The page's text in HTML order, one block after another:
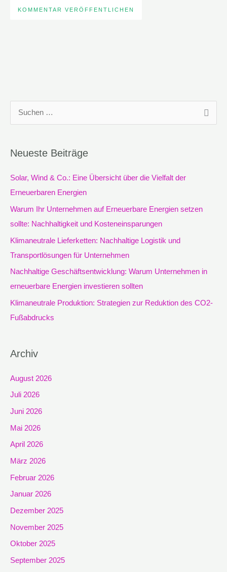
h
e
n
Neueste Beiträge
Solar, Wind & Co.: Eine Übersicht über die Vielfalt der
Erneuerbaren Energien
Warum Ihr Unternehmen auf Erneuerbare Energien setzen
sollte: Nachhaltigkeit und Kosteneinsparungen
Klimaneutrale Lieferketten: Nachhaltige Logistik und
Transportlösungen für Unternehmen
Nachhaltige Geschäftsentwicklung: Warum Unternehmen in
erneuerbare Energien investieren sollten
Klimaneutrale Produktion: Strategien zur Reduktion des CO2-
Fußabdrucks
Archiv
August 2026
Juli 2026
Juni 2026
Mai 2026
April 2026
März 2026
Februar 2026
Januar 2026
Dezember 2025
November 2025
Oktober 2025
September 2025